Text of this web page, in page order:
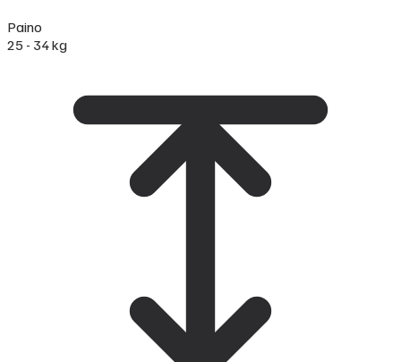
Paino
25 - 34 kg